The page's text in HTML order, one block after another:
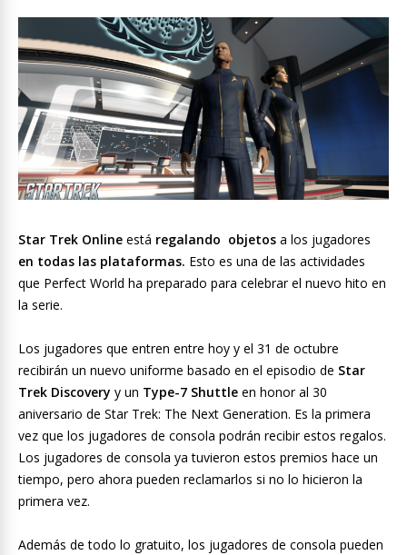
Star Trek Online está regalando objetos a los jugadores
en todas las plataformas. Esto es una de las actividades
que Perfect World ha preparado para celebrar el nuevo hito en
la serie.
Los jugadores que entren entre hoy y el 31 de octubre
recibirán un nuevo uniforme basado en el episodio de Star
Trek Discovery y un Type-7 Shuttle en honor al 30
aniversario de Star Trek: The Next Generation. Es la primera
vez que los jugadores de consola podrán recibir estos regalos.
Los jugadores de consola ya tuvieron estos premios hace un
tiempo, pero ahora pueden reclamarlos si no lo hicieron la
primera vez.
Además de todo lo gratuito, los jugadores de consola pueden